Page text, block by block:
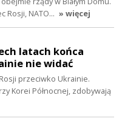
Rosji, NATO… » więcej
latach końca
nie widać
przeciwko Ukrainie.
Korei Północnej, zdobywają